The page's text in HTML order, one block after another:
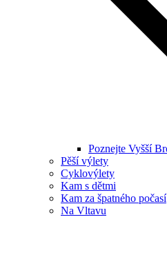
Poznejte Vyšší
Pěší výlety
Cyklovýlety
Kam s dětmi
Kam za špatného počasí
Na Vltavu